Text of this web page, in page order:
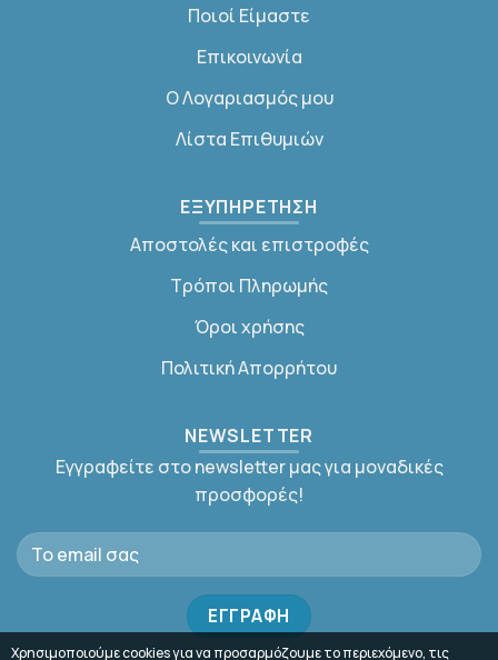
Ποιοί Είμαστε
Επικοινωνία
Ο Λογαριασμός μου
Λίστα Επιθυμιών
ΕΞΥΠΗΡΕΤΗΣΗ
Αποστολές και επιστροφές
Τρόποι Πληρωμής
Όροι χρήσης
Πολιτική Απορρήτου
NEWSLETTER
Εγγραφείτε στο newsletter μας για μοναδικές
προσφορές!
Χρησιμοποιούμε cookies για να προσαρμόζουμε το περιεχόμενο, τις